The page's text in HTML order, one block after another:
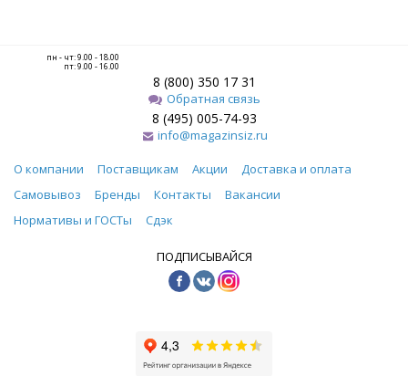
пн - чт: 9.00 - 18.00
пт: 9.00 - 16.00
8 (800) 350 17 31
Обратная связь
8 (495) 005-74-93
info@magazinsiz.ru
О компании Поставщикам Акции
Доставка и оплата
Самовывоз
Бренды Контакты
Вакансии
Нормативы и ГОСТы
Сдэк
ПОДПИСЫВАЙСЯ